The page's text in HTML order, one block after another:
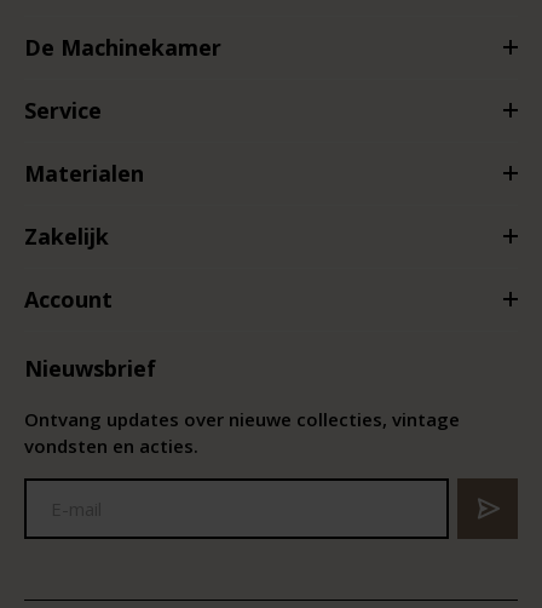
De Machinekamer
Service
Materialen
Zakelijk
Account
Nieuwsbrief
Ontvang updates over nieuwe collecties, vintage
vondsten en acties.